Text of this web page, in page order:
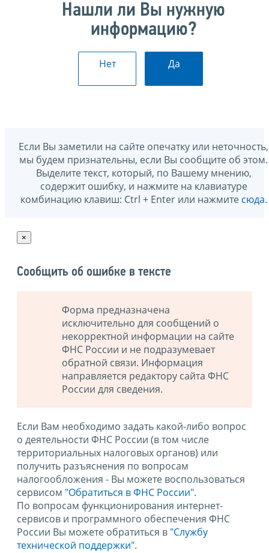
Нашли ли Вы нужную
информацию?
Нет Да
Если Вы заметили на сайте опечатку или неточность,
мы будем признательны, если Вы сообщите об этом.
Выделите текст, который, по Вашему мнению,
содержит ошибку, и нажмите на клавиатуре
комбинацию клавиш: Ctrl + Enter или нажмите сюда.
×
Сообщить об ошибке в тексте
Форма предназначена
исключительно для сообщений о
некорректной информации на сайте
ФНС России и не подразумевает
обратной связи. Информация
направляется редактору сайта ФНС
России для сведения.
Если Вам необходимо задать какой-либо вопрос
о деятельности ФНС России (в том числе
территориальных налоговых органов) или
получить разъяснения по вопросам
налогообложения - Вы можете воспользоваться
сервисом "Обратиться в ФНС России".
По вопросам функционирования интернет-
сервисов и программного обеспечения ФНС
России Вы можете обратиться в "Службу
технической поддержки".